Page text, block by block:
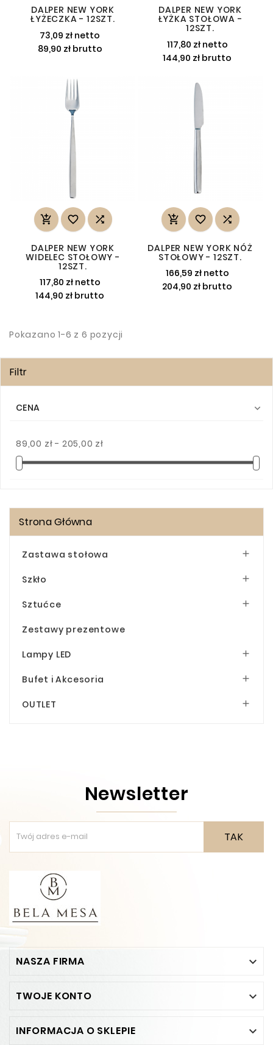
DALPER NEW YORK
ŁYŻECZKA - 12SZT.
73,09 zł netto
89,90 zł brutto
DALPER NEW YORK
ŁYŻKA STOŁOWA -
12SZT.
117,80 zł netto
144,90 zł brutto
  
DALPER NEW YORK
WIDELEC STOŁOWY -
12SZT.
117,80 zł netto
144,90 zł brutto
  
DALPER NEW YORK NÓŻ
STOŁOWY - 12SZT.
166,59 zł netto
204,90 zł brutto
Pokazano 1-6 z 6 pozycji
Filtr
CENA 
89,00 zł - 205,00 zł
Strona Główna
Zastawa stołowa 
Szkło 
Sztućce 
Zestawy prezentowe
Lampy LED 
Bufet i Akcesoria 
OUTLET 
Newsletter
TAK
NASZA FIRMA 
TWOJE KONTO 
INFORMACJA O SKLEPIE 